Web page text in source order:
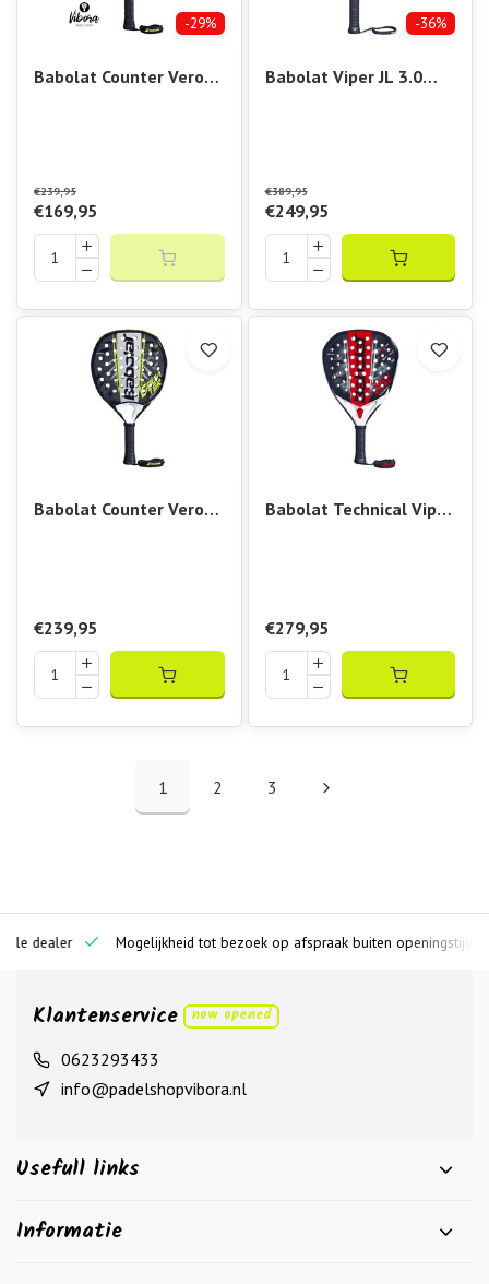
-29%
Babolat Counter Veron
€239,95
€169,95
-36%
Babolat Viper JL 3.0
€389,95
€249,95
Babolat Counter Veron
€239,95
Babolat Technical Viper
€279,95
1 2 3
dealer Mogelijkheid tot bezoek op afspraak buiten openingstijden
Klantenservice
now opened
0623293433
info@padelshopvibora.nl
Usefull links
Informatie